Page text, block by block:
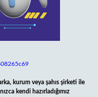
kurum veya şahıs şirketi ile
kendi hazırladığımız